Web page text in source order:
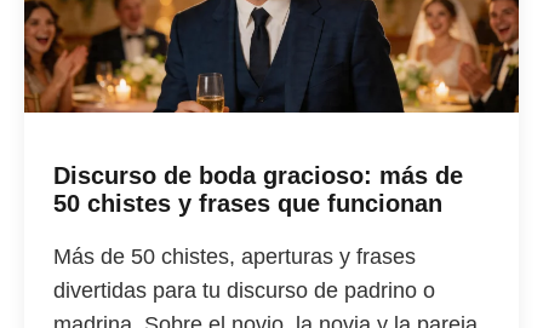
Discurso de boda gracioso: más de
50 chistes y frases que funcionan
Más de 50 chistes, aperturas y frases
divertidas para tu discurso de padrino o